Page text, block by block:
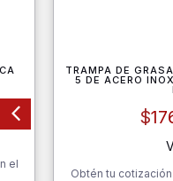
el
TRAMPA DE
5 DE ACERO
$
Obtén tu